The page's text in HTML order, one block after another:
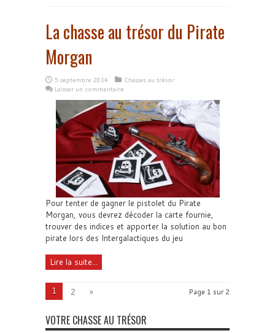
La chasse au trésor du Pirate
Morgan
5 septembre 2014
Chasses au trésor
Laisser un commentaire
Pour tenter de gagner le pistolet du Pirate
Morgan, vous devrez décoder la carte fournie,
trouver des indices et apporter la solution au bon
pirate lors des Intergalactiques du jeu
Lire la suite...
Page 1 sur 2
1 2 »
VOTRE CHASSE AU TRÉSOR